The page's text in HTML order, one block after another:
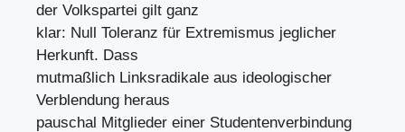
der Volkspartei gilt ganz
klar: Null Toleranz für Extremismus jeglicher
Herkunft. Dass
mutmaßlich Linksradikale aus ideologischer
Verblendung heraus
pauschal Mitglieder einer Studentenverbindung